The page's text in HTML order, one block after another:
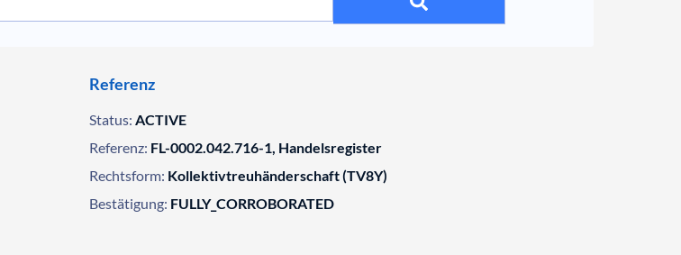
Referenz
Status: ACTIVE
Referenz: FL-0002.042.716-1, Handelsregister
Rechtsform: Kollektivtreuhänderschaft (TV8Y)
Bestätigung: FULLY_CORROBORATED